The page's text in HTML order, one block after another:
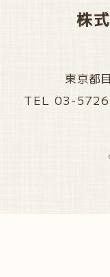
株
東京都
TEL 03-